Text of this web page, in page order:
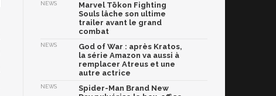
NEWS
Marvel Tōkon Fighting
Souls lâche son ultime
trailer avant le grand
combat
NEWS
God of War : après Kratos,
la série Amazon va aussi à
remplacer Atreus et une
autre actrice
NEWS
Spider-Man Brand New